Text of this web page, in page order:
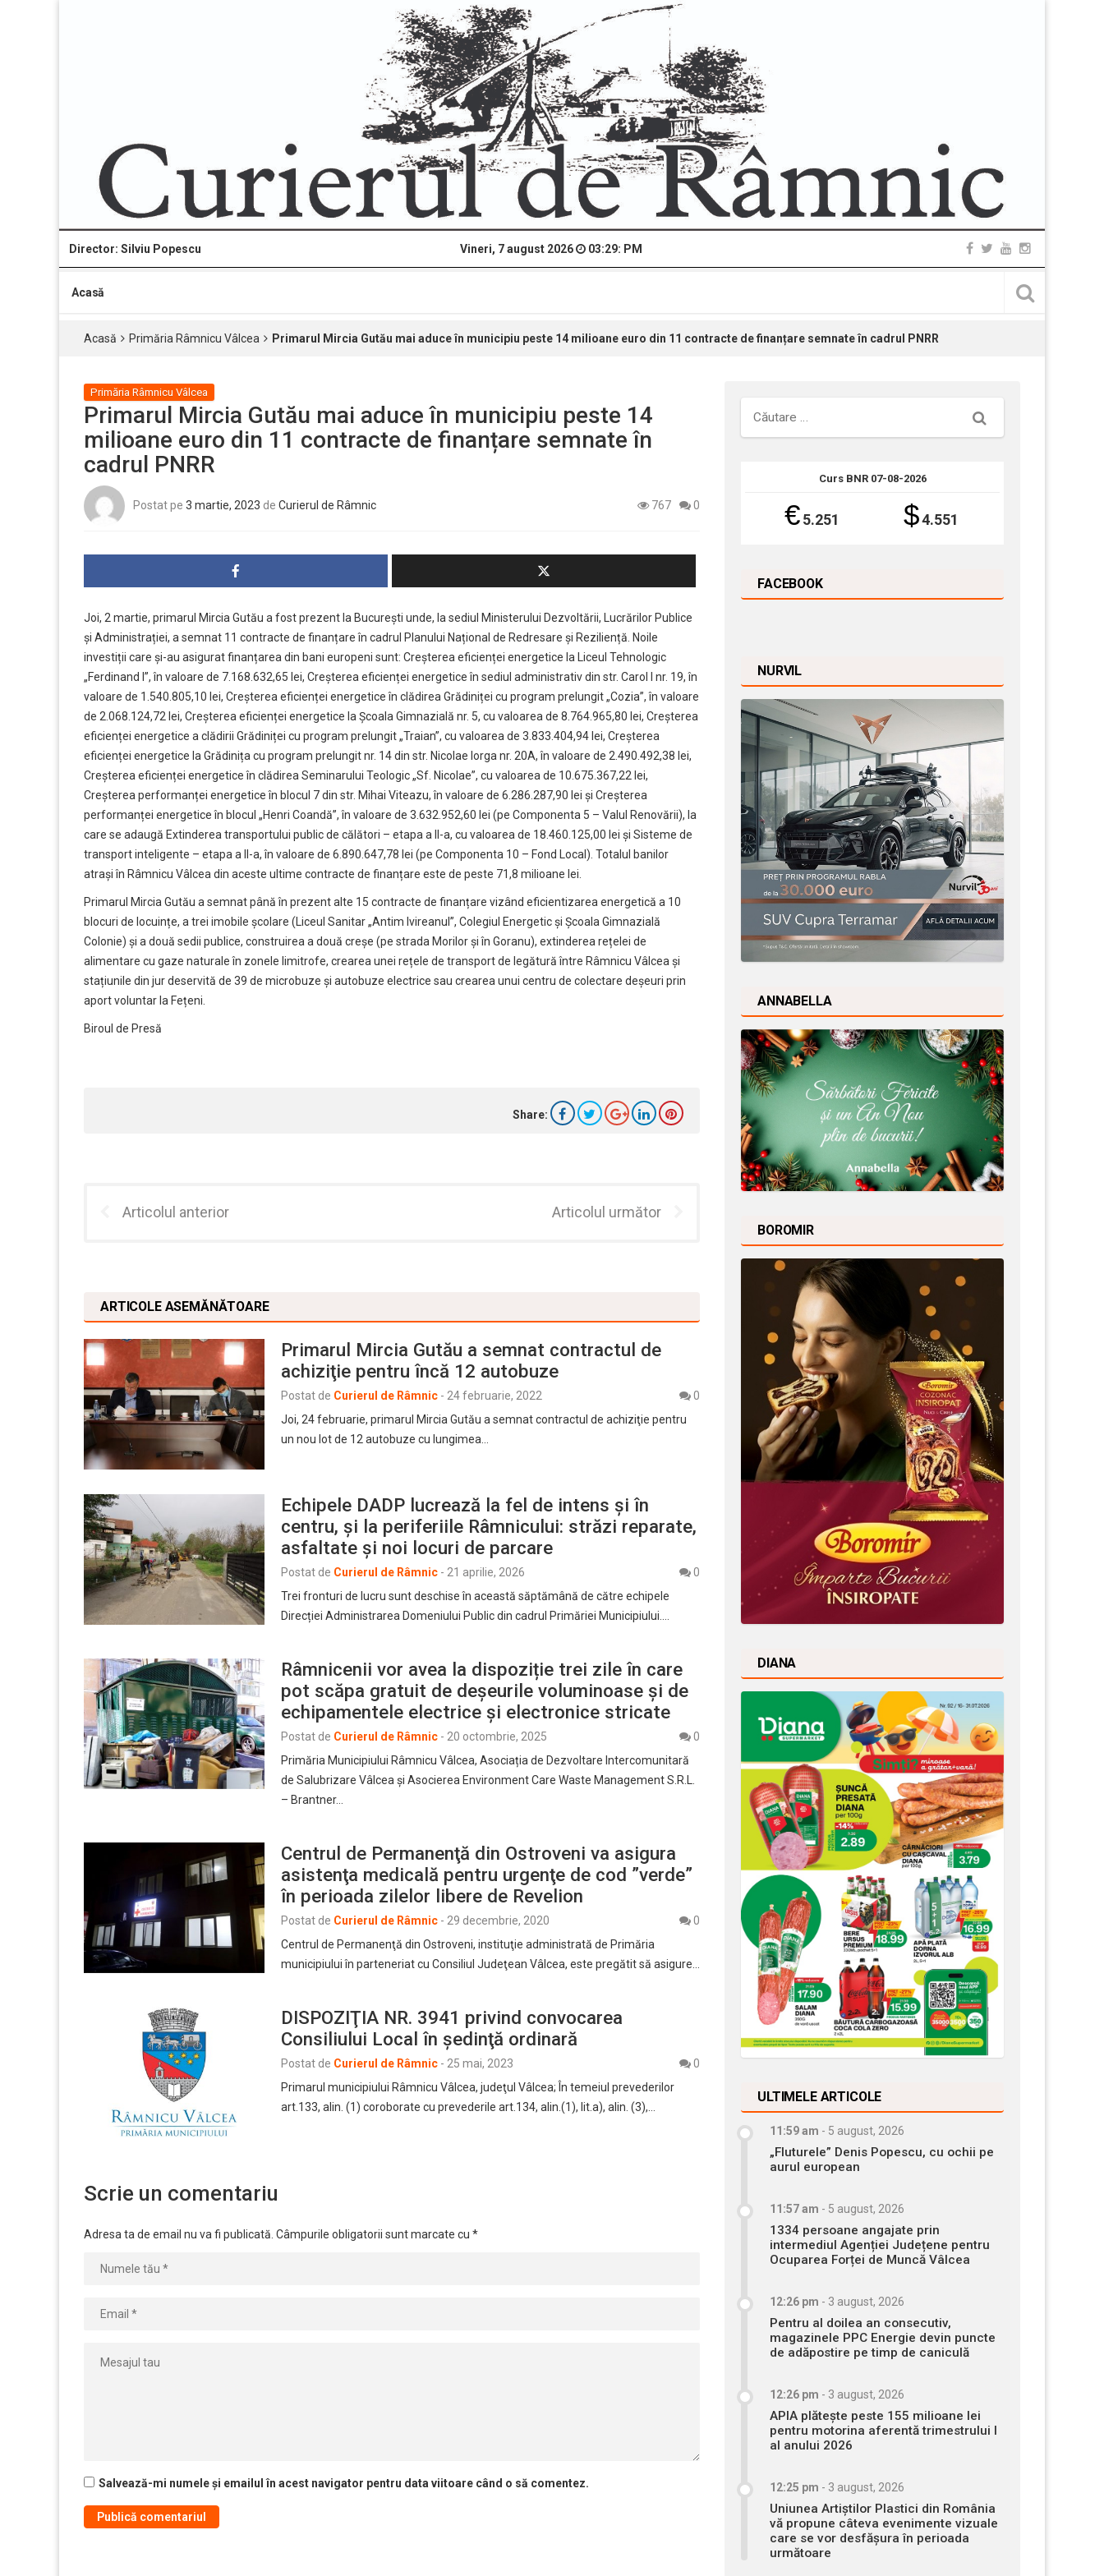
Director: Silviu Popescu Vineri, 7 august 2026 03:29: PM
Acasă
Acasă Primăria Râmnicu Vâlcea Primarul Mircia Gutău mai aduce în municipiu peste 14 milioane euro din 11 contracte de finanțare semnate în cadrul PNRR
Primăria Râmnicu Vâlcea
Primarul Mircia Gutău mai aduce în municipiu peste 14
milioane euro din 11 contracte de finanțare semnate în
cadrul PNRR
Postat pe 3 martie, 2023 de Curierul de Râmnic 767 0
Joi, 2 martie, primarul Mircia Gutău a fost prezent la București unde, la sediul Ministerului Dezvoltării, Lucrărilor Publice
și Administrației, a semnat 11 contracte de finanțare în cadrul Planului Național de Redresare și Reziliență. Noile
investiții care și-au asigurat finanțarea din bani europeni sunt: Creșterea eficienței energetice la Liceul Tehnologic
„Ferdinand I”, în valoare de 7.168.632,65 lei, Creșterea eficienței energetice în sediul administrativ din str. Carol I nr. 19, în
valoare de 1.540.805,10 lei, Creșterea eficienței energetice în clădirea Grădiniței cu program prelungit „Cozia”, în valoare
de 2.068.124,72 lei, Creșterea eficienței energetice la Școala Gimnazială nr. 5, cu valoarea de 8.764.965,80 lei, Creșterea
eficienței energetice a clădirii Grădiniței cu program prelungit „Traian”, cu valoarea de 3.833.404,94 lei, Creșterea
eficienței energetice la Grădinița cu program prelungit nr. 14 din str. Nicolae Iorga nr. 20A, în valoare de 2.490.492,38 lei,
Creșterea eficienței energetice în clădirea Seminarului Teologic „Sf. Nicolae”, cu valoarea de 10.675.367,22 lei,
Creșterea performanței energetice în blocul 7 din str. Mihai Viteazu, în valoare de 6.286.287,90 lei și Creșterea
performanței energetice în blocul „Henri Coandă”, în valoare de 3.632.952,60 lei (pe Componenta 5 – Valul Renovării), la
care se adaugă Extinderea transportului public de călători – etapa a II-a, cu valoarea de 18.460.125,00 lei și Sisteme de
transport inteligente – etapa a II-a, în valoare de 6.890.647,78 lei (pe Componenta 10 – Fond Local). Totalul banilor
atrași în Râmnicu Vâlcea din aceste ultime contracte de finanțare este de peste 71,8 milioane lei.
Primarul Mircia Gutău a semnat până în prezent alte 15 contracte de finanțare vizând eficientizarea energetică a 10
blocuri de locuințe, a trei imobile școlare (Liceul Sanitar „Antim Ivireanul”, Colegiul Energetic și Școala Gimnazială
Colonie) și a două sedii publice, construirea a două creșe (pe strada Morilor și în Goranu), extinderea rețelei de
alimentare cu gaze naturale în zonele limitrofe, crearea unei rețele de transport de legătură între Râmnicu Vâlcea și
stațiunile din jur deservită de 39 de microbuze și autobuze electrice sau crearea unui centru de colectare deșeuri prin
aport voluntar la Fețeni.
Biroul de Presă
Share:
Articolul anterior Articolul următor
ARTICOLE ASEMĂNĂTOARE
Primarul Mircia Gutău a semnat contractul de
achiziţie pentru încă 12 autobuze
Postat de Curierul de Râmnic - 24 februarie, 2022
0
Joi, 24 februarie, primarul Mircia Gutău a semnat contractul de achiziţie pentru
un nou lot de 12 autobuze cu lungimea…
Echipele DADP lucrează la fel de intens și în
centru, și la periferiile Râmnicului: străzi reparate,
asfaltate și noi locuri de parcare
Postat de Curierul de Râmnic - 21 aprilie, 2026
0
Trei fronturi de lucru sunt deschise în această săptămână de către echipele
Direcției Administrarea Domeniului Public din cadrul Primăriei Municipiului.…
Râmnicenii vor avea la dispoziție trei zile în care
pot scăpa gratuit de deșeurile voluminoase și de
echipamentele electrice și electronice stricate
Postat de Curierul de Râmnic - 20 octombrie, 2025
0
Primăria Municipiului Râmnicu Vâlcea, Asociația de Dezvoltare Intercomunitară
de Salubrizare Vâlcea și Asocierea Environment Care Waste Management S.R.L.
– Brantner…
Centrul de Permanenţă din Ostroveni va asigura
asistenţa medicală pentru urgenţe de cod ”verde”
în perioada zilelor libere de Revelion
Postat de Curierul de Râmnic - 29 decembrie, 2020
0
Centrul de Permanenţă din Ostroveni, instituţie administrată de Primăria
municipiului în parteneriat cu Consiliul Judeţean Vâlcea, este pregătit să asigure…
DISPOZIŢIA NR. 3941 privind convocarea
Consiliului Local în şedinţă ordinară
Postat de Curierul de Râmnic - 25 mai, 2023
0
Primarul municipiului Râmnicu Vâlcea, judeţul Vâlcea; În temeiul prevederilor
art.133, alin. (1) coroborate cu prevederile art.134, alin.(1), lit.a), alin. (3),…
Scrie un comentariu
Adresa ta de email nu va fi publicată. Câmpurile obligatorii sunt marcate cu *
Salvează-mi numele și emailul în acest navigator pentru data viitoare când o să comentez.
Căutare
Curs BNR 07-08-2026
€ 5.251 $4.551
FACEBOOK
NURVIL
ANNABELLA
BOROMIR
DIANA
ULTIMELE ARTICOLE
11:59 am - 5 august, 2026
„Fluturele” Denis Popescu, cu ochii pe
aurul european
11:57 am - 5 august, 2026
1334 persoane angajate prin
intermediul Agenției Județene pentru
Ocuparea Forței de Muncă Vâlcea
12:26 pm - 3 august, 2026
Pentru al doilea an consecutiv,
magazinele PPC Energie devin puncte
de adăpostire pe timp de caniculă
12:26 pm - 3 august, 2026
APIA plătește peste 155 milioane lei
pentru motorina aferentă trimestrului I
al anului 2026
12:25 pm - 3 august, 2026
Uniunea Artiștilor Plastici din România
vă propune câteva evenimente vizuale
care se vor desfășura în perioada
următoare